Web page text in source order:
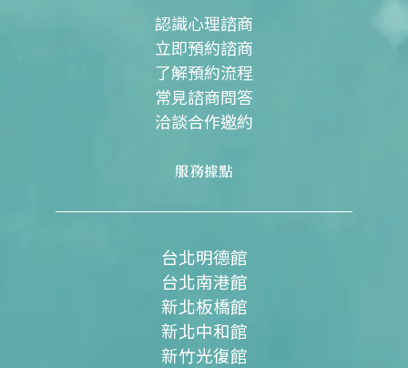
認識心理諮商
立即預約諮商
了解預約流程
常見諮商問答
洽談合作邀約
服務據點
台北明德館
台北南港館
新北板橋館
新北中和館
新竹光復館